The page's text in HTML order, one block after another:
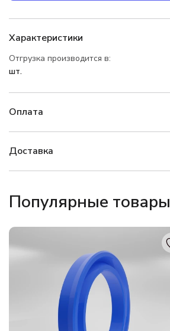
Характеристики
Отгрузка производится в:
шт.
Оплата
Доставка
Популярные товары